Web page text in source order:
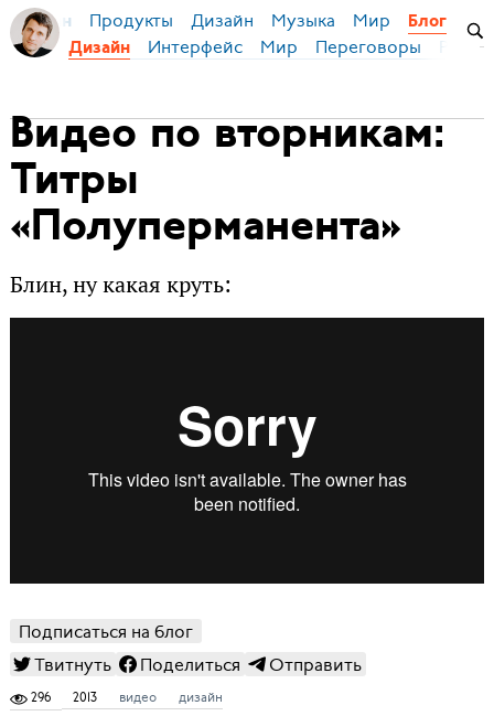
Бирман Продукты Дизайн Музыка Мир
Блог
Дизайн
Интерфейс Мир Переговоры
Видео по вторникам:
Титры
«Полуперманента»
Блин, ну какая круть:
Подписаться на блог
Твитнуть
Поделиться Отправить
296 2013 видео дизайн